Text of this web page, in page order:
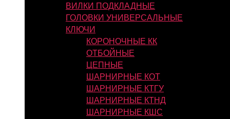
ВИЛКИ ПОДКЛАДНЫЕ
ГОЛОВКИ УНИВЕРСАЛЬНЫЕ
КЛЮЧИ
КОРОНОЧНЫЕ КК
ОТБОЙНЫЕ
ЦЕПНЫЕ
ШАРНИРНЫЕ КОТ
ШАРНИРНЫЕ КТГУ
ШАРНИРНЫЕ КТНД
ШАРНИРНЫЕ КШС